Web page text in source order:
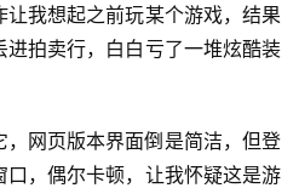
我想起之前玩某个游戏，结果
拍卖行，白白亏了一堆炫酷装
网页版本界面倒是简洁，但登
，偶尔卡顿，让我怀疑这是游